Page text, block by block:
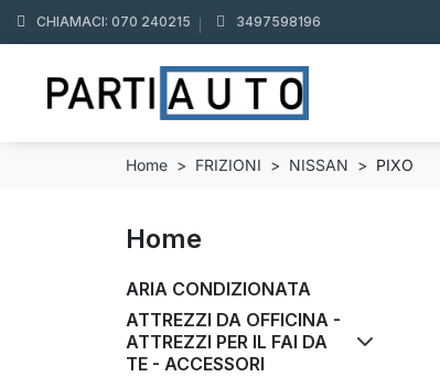
CHIAMACI: 070 240215 3497598196
Home FRIZIONI NISSAN PIXO
Home
ARIA CONDIZIONATA
ATTREZZI DA OFFICINA -
ATTREZZI PER IL FAI DA
TE - ACCESSORI